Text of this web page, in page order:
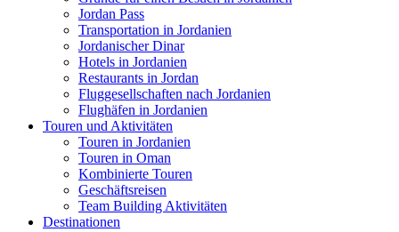
Jordan Pass
Transportation in Jordanien
Jordanischer Dinar
Hotels in Jordanien
Restaurants in Jordan
Fluggesellschaften nach Jordanien
Flughäfen in Jordanien
Touren und Aktivitäten
Touren in Jordanien
Touren in Oman
Kombinierte Touren
Geschäftsreisen
Team Building Aktivitäten
Destinationen